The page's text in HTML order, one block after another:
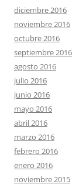
diciembre 2016
noviembre 2016
octubre 2016
septiembre 2016
agosto 2016
julio 2016
junio 2016
mayo 2016
abril 2016
marzo 2016
febrero 2016
enero 2016
noviembre 2015